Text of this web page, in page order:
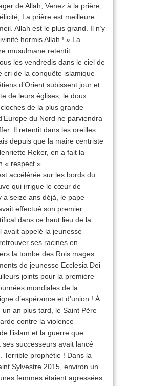
de Allah, Venez à la prière,
La prière est meilleure
Allah est le plus grand. Il n’y
hormis Allah ! » La
musulmane retentit
les vendredis dans le ciel de
cri de la conquête islamique
d’Orient subissent jour et
de leurs églises, le doux
de la plus grande
du Nord ne parviendra
Il retentit dans les oreilles
depuis que la maire centriste
Reker, en a fait la
« respect ».
accélérée sur les bords du
qui irrigue le cœur de
a seize ans déjà, le pape
effectué son premier
dans ce haut lieu de la
avait appelé la jeunesse
ses racines en
la tombe des Rois mages.
de jeunesse Ecclesia Dei
joints pour la première
mondiales de la
d’espérance et d’union ! À
un an plus tard, le Saint Père
contre la violence
l’islam et la guerre que
ses successeurs avait lancé
Terrible prophétie ! Dans la
Sylvestre 2015, environ un
femmes étaient agressées